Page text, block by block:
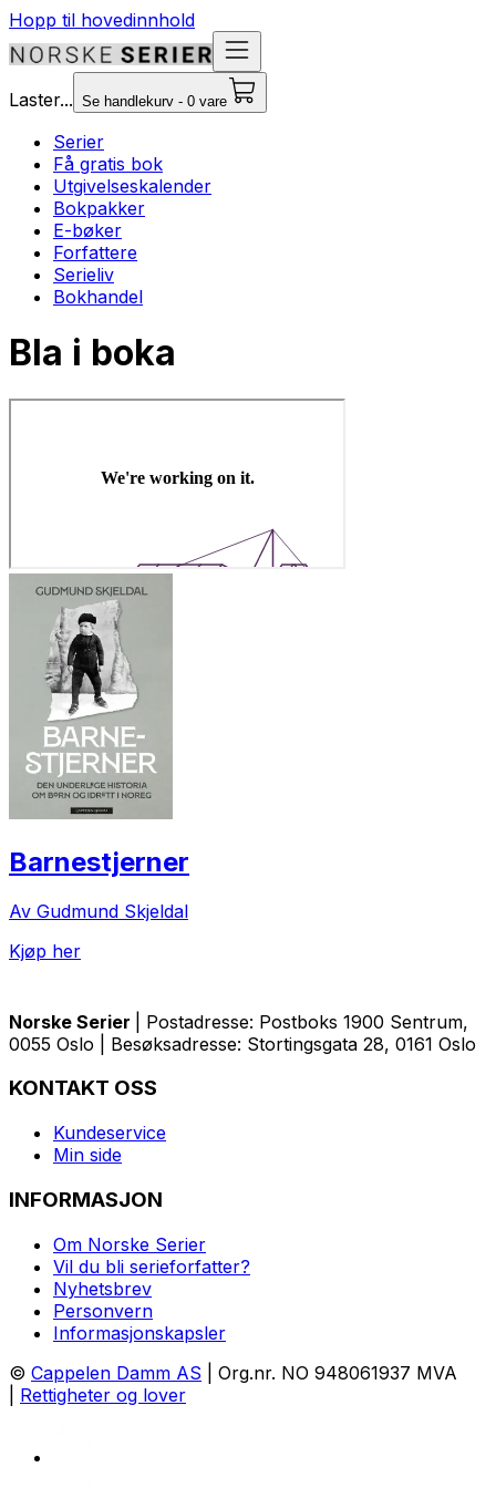
Hopp til hovedinnhold
Laster... Se handlekurv - 0 vare
Serier
Få gratis bok
Utgivelseskalender
Bokpakker
E-bøker
Forfattere
Serieliv
Bokhandel
Bla i boka
Barnestjerner
Av Gudmund Skjeldal
Kjøp her
Norske Serier
| Postadresse: Postboks 1900 Sentrum,
0055 Oslo | Besøksadresse: Stortingsgata 28, 0161 Oslo
KONTAKT OSS
Kundeservice
Min side
INFORMASJON
Om Norske Serier
Vil du bli serieforfatter?
Nyhetsbrev
Personvern
Informasjonskapsler
© Cappelen Damm AS | Org.nr. NO 948061937 MVA
Rettigheter og lover